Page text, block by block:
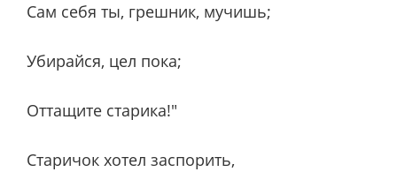
Сам себя ты, грешник, мучишь;
Убирайся, цел пока;
Оттащите старика!"
Старичок хотел заспорить,